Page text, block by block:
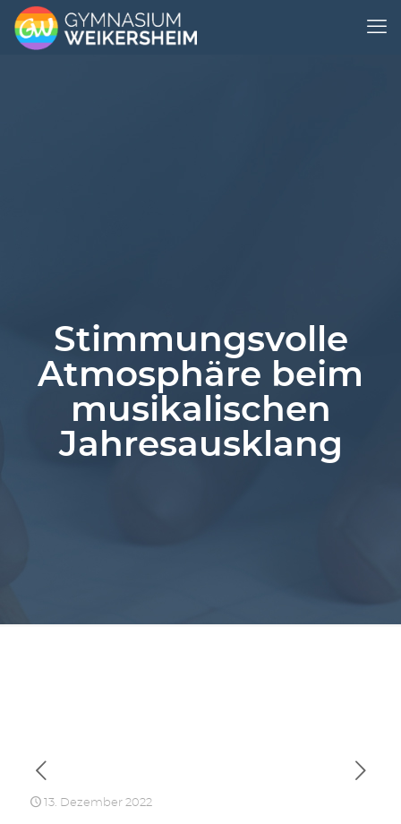
Stimmungsvolle
Atmosphäre beim
musikalischen
Jahresausklang
13. Dezember 2022